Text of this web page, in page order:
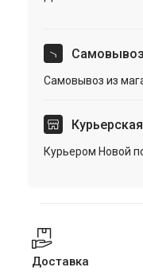
Cамовывоз
Самовывоз из
Курьером Новой
Доставка